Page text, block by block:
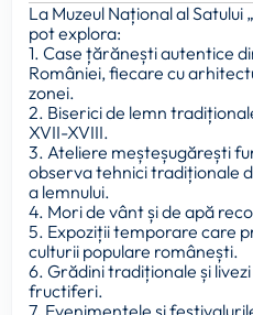
La Muzeul Național al
pot explora:
1. Case țărănești autentice
României, fiecare cu
zonei.
2. Biserici de lemn
XVII-XVIII.
3. Ateliere meșteșugărești
observa tehnici tradiționale
a lemnului.
4. Mori de vânt și de apă
5. Expoziții temporare care
culturii populare românești.
6. Grădini tradiționale și
fructiferi.
7. Evenimentele și